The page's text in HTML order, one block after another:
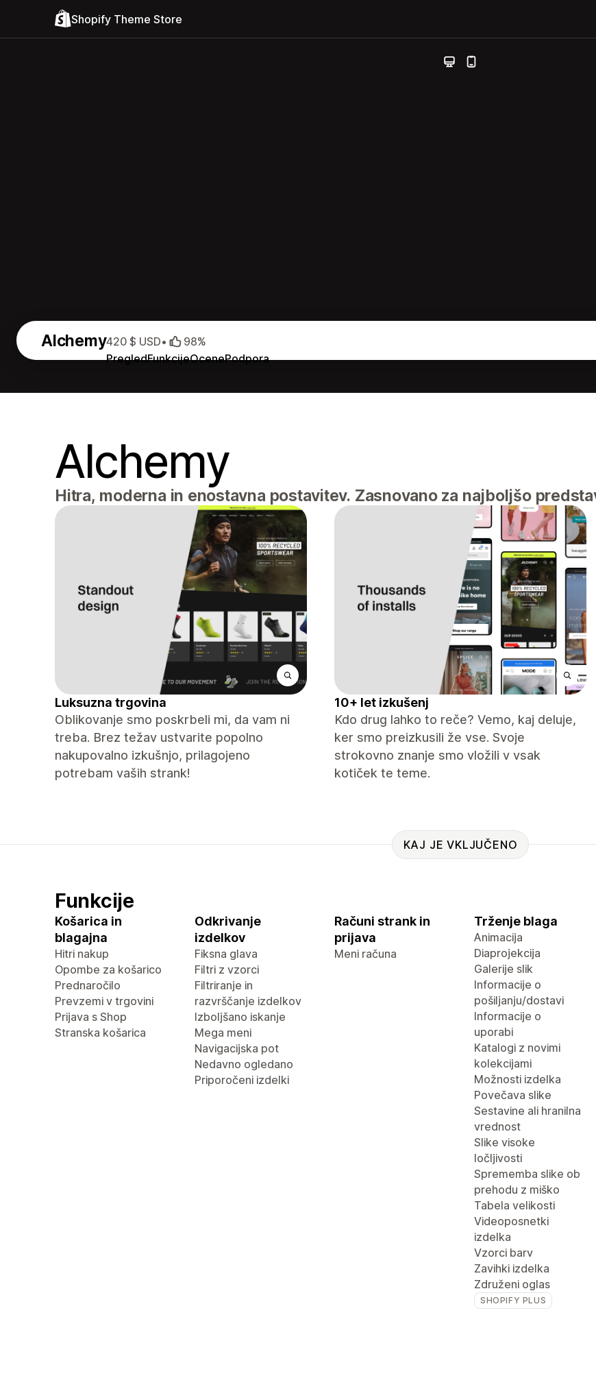
Shopify Theme Store
Alchemy
PregledFunkcijeOcenePodpora
420 $ USD• 98%
Alchemy
Hitra, moderna in enostavna postavitev. Zasnovano za najboljšo
Luksuzna trgovina
Oblikovanje smo poskrbeli mi, da vam ni
treba. Brez težav ustvarite popolno
nakupovalno izkušnjo, prilagojeno
potrebam vaših strank!
10+ let izkušenj
Kdo drug lahko to reče? Vemo, kaj deluje,
ker smo preizkusili že vse. Svoje
strokovno znanje smo vložili v vsak
kotiček te teme.
KAJ JE VKLJUČENO
Funkcije
Košarica in
blagajna
Hitri nakup
Opombe za košarico
Prednaročilo
Prevzemi v trgovini
Prijava s Shop
Stranska košarica
Odkrivanje
izdelkov
Fiksna glava
Filtri z vzorci
Filtriranje in
razvrščanje izdelkov
Izboljšano iskanje
Mega meni
Navigacijska pot
Nedavno ogledano
Priporočeni izdelki
Računi strank in
prijava
Meni računa
Trženje blaga
Animacija
Diaprojekcija
Galerije slik
Informacije o
pošiljanju/dostavi
Informacije o
uporabi
Katalogi z novimi
kolekcijami
Možnosti izdelka
Povečava slike
Sestavine ali hranilna
vrednost
Slike visoke
ločljivosti
Sprememba slike ob
prehodu z miško
Tabela velikosti
Videoposnetki
izdelka
Vzorci barv
Zavihki izdelka
Združeni oglas
SHOPIFY PLUS